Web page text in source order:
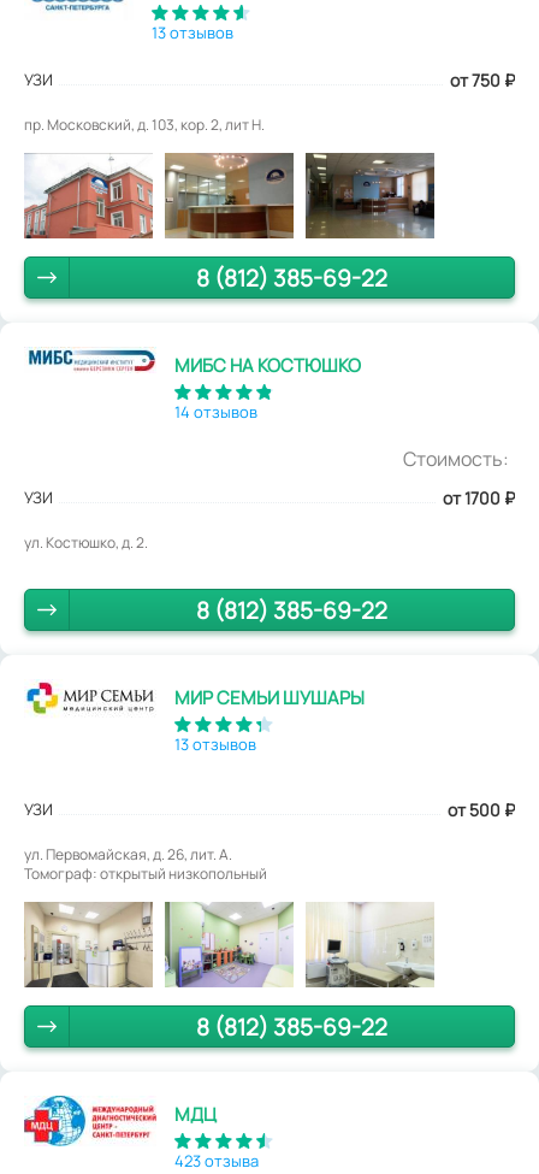
13 отзывов
УЗИ от 750 ₽
пр. Московский, д. 103, кор. 2, лит Н.
8 (812) 385-69-22
МИБС НА КОСТЮШКО
14 отзывов
Стоимость:
УЗИ от 1700 ₽
ул. Костюшко, д. 2.
8 (812) 385-69-22
МИР СЕМЬИ ШУШАРЫ
13 отзывов
УЗИ от 500 ₽
ул. Первомайская, д. 26, лит. А.
Томограф: открытый низкопольный
8 (812) 385-69-22
МДЦ
423 отзыва